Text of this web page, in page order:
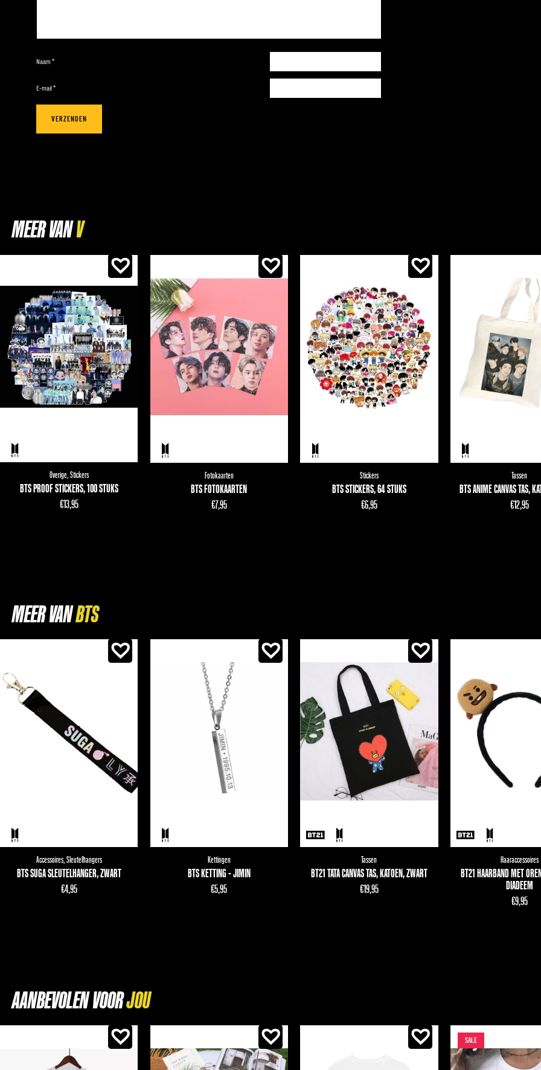
Naam*
E-mail*
MEER VAN
Overige, Stickers
BTS PROOF STICKERS, 100 STUKS
€13,95
Fotokaarten
BTS FOTOKAARTEN
€7,95
Stickers
BTS STICKERS, 64 STUKS
€6,95
Tassen
BTS ANIME CANVAS TAS,
€12,95
MEER VAN
Accessoires, Sleutelhangers
BTS SUGA SLEUTELHANGER, ZWART
€4,95
Kettingen
BTS KETTING - JIMIN
€5,95
Tassen
BT21 TATA CANVAS TAS, KATOEN, ZWART
€19,95
Haaraccessoires
BT21 HAARBAND MET
DIADEEM
€9,95
AANBEVOLEN VOOR
SALE